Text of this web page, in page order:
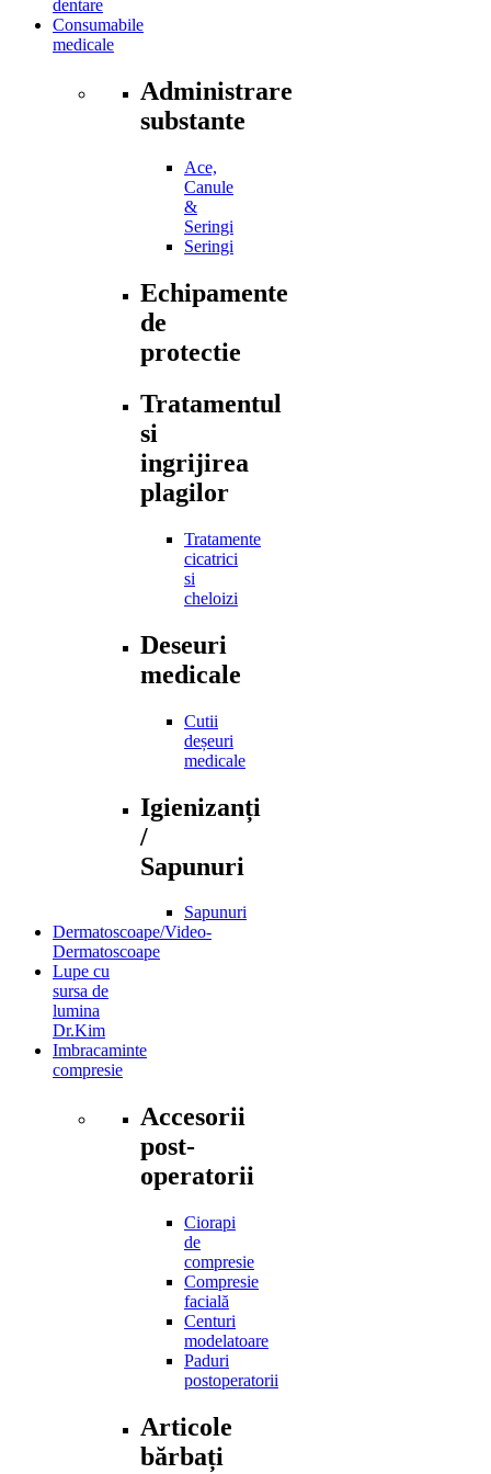
dentare
Consumabile
medicale
Administrare
substante
Ace,
Canule
&
Seringi
Seringi
Echipamente
de
protectie
Tratamentul
si
ingrijirea
plagilor
Tratamente
cicatrici
si
cheloizi
Deseuri
medicale
Cutii
deșeuri
medicale
Igienizanți
/
Sapunuri
Sapunuri
Dermatoscoape/Video-
Dermatoscoape
Lupe cu
sursa de
lumina
Dr.Kim
Imbracaminte
compresie
Accesorii
post-
operatorii
Ciorapi
de
compresie
Compresie
facială
Centuri
modelatoare
Paduri
postoperatorii
Articole
bărbați